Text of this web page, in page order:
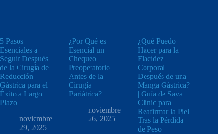
5 Pasos
Esenciales a
Seguir Después
de la Cirugía de
Reducción
Gástrica para el
Éxito a Largo
Plazo
noviembre
29, 2025
¿Por Qué es
Esencial un
Chequeo
Preoperatorio
Antes de la
Cirugía
Bariátrica?
noviembre
26, 2025
¿Qué Puedo
Hacer para la
Flacidez
Corporal
Después de una
Manga Gástrica?
| Guía de Sava
Clinic para
Reafirmar la Piel
Tras la Pérdida
de Peso